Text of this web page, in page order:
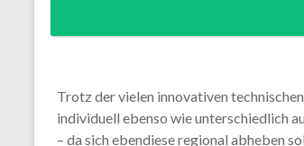
Trotz der vielen innovativen
individuell ebenso wie unterschiedlich
– da sich ebendiese regional abheben